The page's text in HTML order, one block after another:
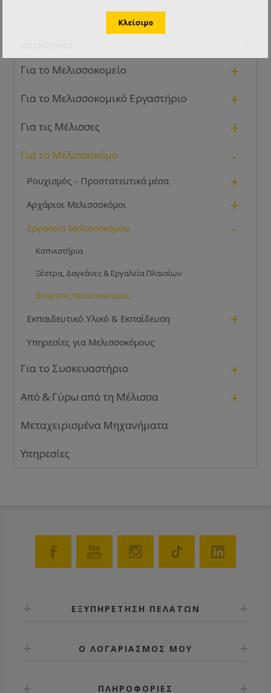
Για το Μελισσοκομείο +
Για το Μελισσοκομικό Εργαστήριο +
Για τις Μέλισσες +
Για το Μελισσοκόμο -
Ρουχισμός - Προστατευτικά μέσα +
Αρχάριοι Μελισσοκόμοι +
Εργαλεία Μελισσοκόμου -
Καπνιστήρια
Ξέστρα, Δαγκάνες & Εργαλεία Πλαισίων
Βούρτσες Μελισσοκομίας
Εκπαιδευτικό Υλικό & Εκπαίδευση +
Υπηρεσίες για Μελισσοκόμους
Για το Συσκευαστήριο +
Από & Γύρω από τη Μέλισσα +
Μεταχειρισμένα Μηχανήματα
Υπηρεσίες
ΕΞΥΠΗΡΕΤΗΣΗ ΠΕΛΑΤΩΝ
Ο ΛΟΓΑΡΙΑΣΜΟΣ ΜΟΥ
ΠΛΗΡΟΦΟΡΙΕΣ